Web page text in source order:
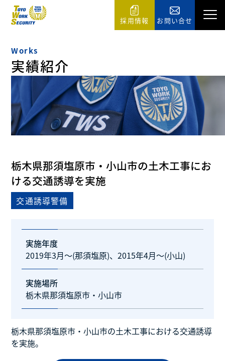
採用情報 お問い合せ
Works
実績紹介
栃木県那須塩原市・小山市の土木工事にお
ける交通誘導を実施
交通誘導警備
実施年度
2019年3月～(那須塩原)、2015年4月～(小山)
実施場所
栃木県那須塩原市・小山市
栃木県那須塩原市・小山市の土木工事における交通誘導
を実施。